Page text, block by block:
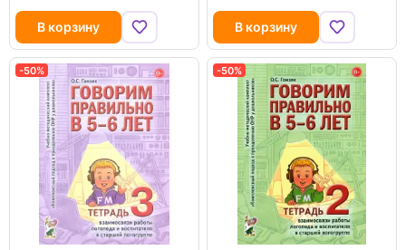
В корзину В корзину
-50% -50%